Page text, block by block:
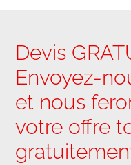
Devis
Envoyez-
et nous
votre offre